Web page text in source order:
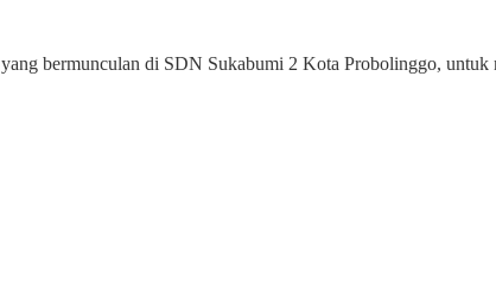
yang bermunculan di SDN Sukabumi 2 Kota Probolinggo, untuk